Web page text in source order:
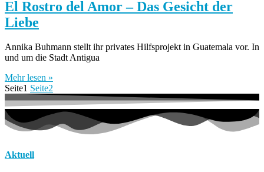
El Rostro del Amor – Das Gesicht der
Liebe
Annika Buhmann stellt ihr privates Hilfsprojekt in Guatemala vor. In
und um die Stadt Antigua
Mehr lesen »
Seite1 Seite2
Aktuell